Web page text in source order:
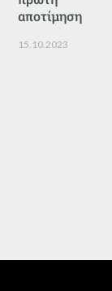
αποτίμηση
15.10.2023